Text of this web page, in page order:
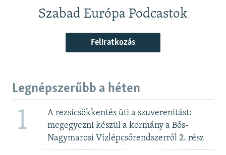
Szabad Európa Podcastok
Feliratkozás
Legnépszerűbb a héten
1
A rezsicsökkentés üti a szuverenitást:
megegyezni készül a kormány a Bős-
Nagymarosi Vízlépcsőrendszerről 2. rész